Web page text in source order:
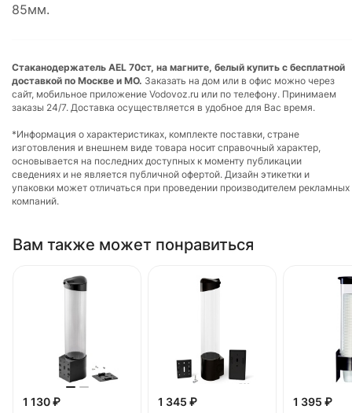
85мм.
Стаканодержатель AEL 70ст, на магните, белый купить с бесплатной
доставкой по Москве и МО. Заказать на дом или в офис можно через
сайт, мобильное приложение Vodovoz.ru или по телефону. Принимаем
заказы 24/7. Доставка осуществляется в удобное для Вас время.
*Информация о характеристиках, комплекте поставки, стране
изготовления и внешнем виде товара носит справочный характер,
основывается на последних доступных к моменту публикации
сведениях и не является публичной офертой. Дизайн этикетки и
упаковки может отличаться при проведении производителем рекламных
компаний.
Вам также может понравиться
1 130 ₽
1 345 ₽
1 395 ₽